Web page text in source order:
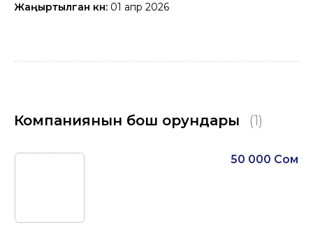
Жаңыртылган күнү: 01 апр 2026
Компаниянын бош орундары (1)
50 000 Сом